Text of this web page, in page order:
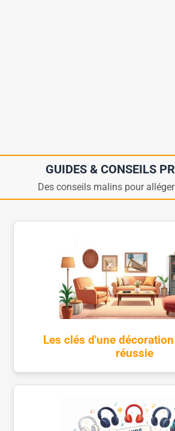
GUIDES & CONSEILS
Des conseils malins pour
Les clés d'une
réussie